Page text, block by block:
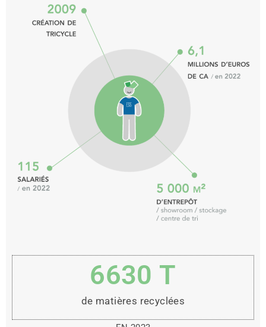
de matières recyclées
6630 T